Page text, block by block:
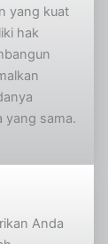
yang kuat
hak
yang sama.
Anda